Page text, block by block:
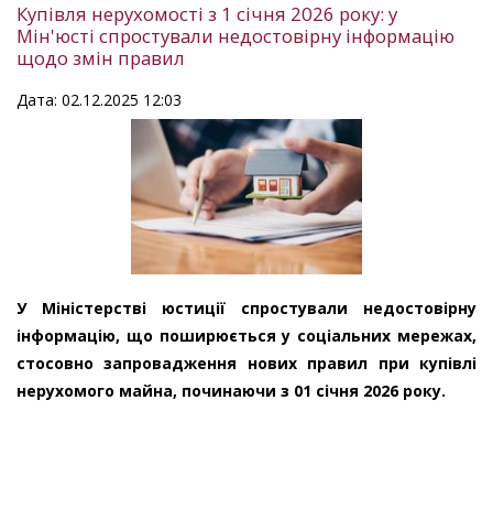
Купівля нерухомості з 1 січня 2026 року: у
Мін'юсті спростували недостовірну інформацію
щодо змін правил
Дата: 02.12.2025 12:03
У Міністерстві юстиції спростували недостовірну
інформацію, що поширюється у соціальних мережах,
стосовно запровадження нових правил при купівлі
нерухомого майна, починаючи з 01 січня 2026 року.